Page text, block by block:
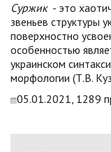
Суржик- это
звеньев структуры
поверхностно
особенностью
украинском
морфологии (Т.В.
05.01.2021, 1289